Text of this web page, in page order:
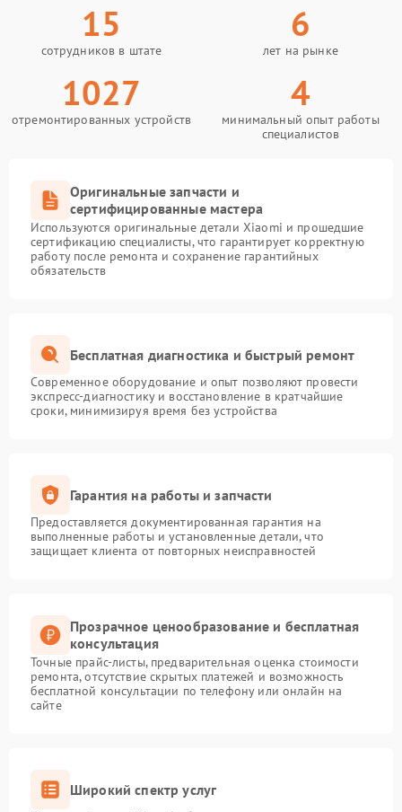
15
сотрудников в штате
6
лет на рынке
1027
отремонтированных устройств
4
минимальный опыт работы
специалистов
Оригинальные запчасти и
сертифицированные мастера
Используются оригинальные детали Xiaomi и прошедшие
сертификацию специалисты, что гарантирует корректную
работу после ремонта и сохранение гарантийных
обязательств
Бесплатная диагностика и быстрый ремонт
Современное оборудование и опыт позволяют провести
экспресс-диагностику и восстановление в кратчайшие
сроки, минимизируя время без устройства
Гарантия на работы и запчасти
Предоставляется документированная гарантия на
выполненные работы и установленные детали, что
защищает клиента от повторных неисправностей
Прозрачное ценообразование и бесплатная
консультация
Точные прайс-листы, предварительная оценка стоимости
ремонта, отсутствие скрытых платежей и возможность
бесплатной консультации по телефону или онлайн на
сайте
Широкий спектр услуг